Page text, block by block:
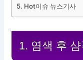
Hot이슈 뉴스기사
1. 염색 후